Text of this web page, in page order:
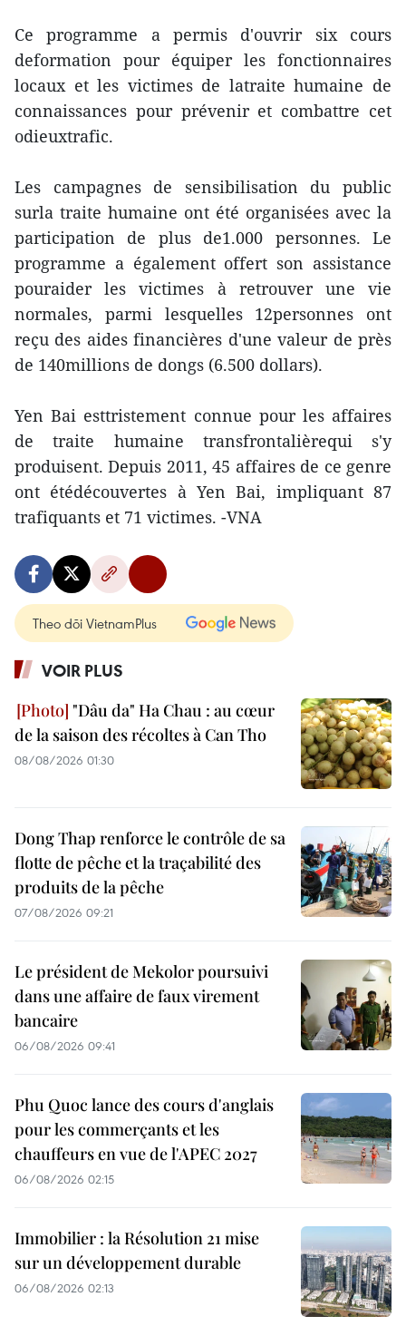
Ce programme a permis d'ouvrir six cours
deformation pour équiper les fonctionnaires
locaux et les victimes de latraite humaine de
connaissances pour prévenir et combattre cet
odieuxtrafic.
Les campagnes de sensibilisation du public
surla traite humaine ont été organisées avec la
participation de plus de1.000 personnes. Le
programme a également offert son assistance
pouraider les victimes à retrouver une vie
normales, parmi lesquelles 12personnes ont
reçu des aides financières d'une valeur de près
de 140millions de dongs (6.500 dollars).
Yen Bai esttristement connue pour les affaires
de traite humaine transfrontalièrequi s'y
produisent. Depuis 2011, 45 affaires de ce genre
ont étédécouvertes à Yen Bai, impliquant 87
trafiquants et 71 victimes. -VNA
Theo dõi VietnamPlus
VOIR PLUS
"Dâu da" Ha Chau : au cœur
de la saison des récoltes à Can Tho
08/08/2026 01:30
Dong Thap renforce le contrôle de sa
flotte de pêche et la traçabilité des
produits de la pêche
07/08/2026 09:21
Le président de Mekolor poursuivi
dans une affaire de faux virement
bancaire
06/08/2026 09:41
Phu Quoc lance des cours d'anglais
pour les commerçants et les
chauffeurs en vue de l'APEC 2027
06/08/2026 02:15
Immobilier : la Résolution 21 mise
sur un développement durable
06/08/2026 02:13